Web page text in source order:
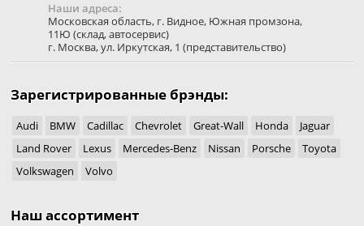
Наши адреса:
Московская область, г. Видное, Южная промзона,
11Ю (склад, автосервис)
г. Москва,ул. Иркутская, 1 (представительство)
Зарегистрированные брэнды:
Audi BMW Cadillac Chevrolet Great-Wall Honda
Jaguar
Land Rover
Lexus Mercedes-Benz Nissan Porsche
Toyota
Volkswagen
Volvo
Наш ассортимент